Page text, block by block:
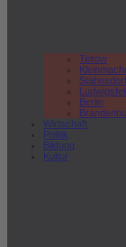
Teltow
Stahnsdorf
Berlin
Wirtschaft
Politik
Bildung
Kultur